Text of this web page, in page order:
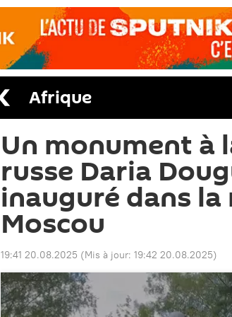
Afrique
Un monument à
russe Daria
inauguré dans la
Moscou
19:41 20.08.2025 (Mis à jour: 19:42 20.08.2025)